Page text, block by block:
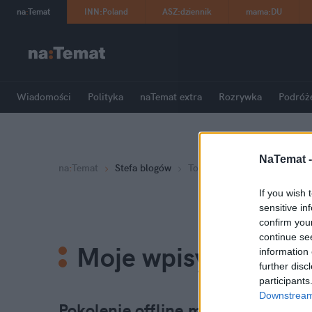
NaTemat -
If you wish
sensitive
confirm
continue
information
further
na:Temat INN:Poland ASZ:dziennik mama:DU
Wiadomości Polityka naTemat extra Rozrywka
na:Temat Stefa blogów Tomasz Czukiewski
Moje wpisy